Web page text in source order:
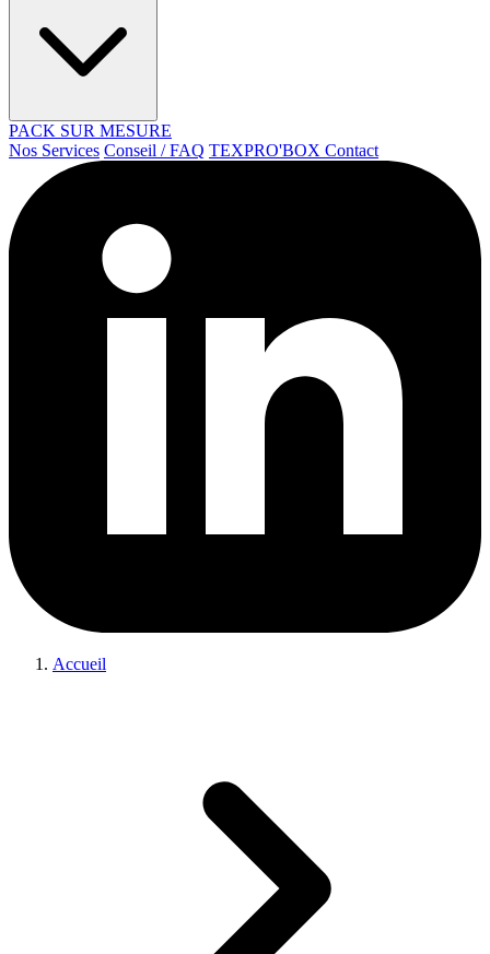
PACK SUR MESURE
Nos Services Conseil / FAQ TEXPRO'BOX Contact
Accueil